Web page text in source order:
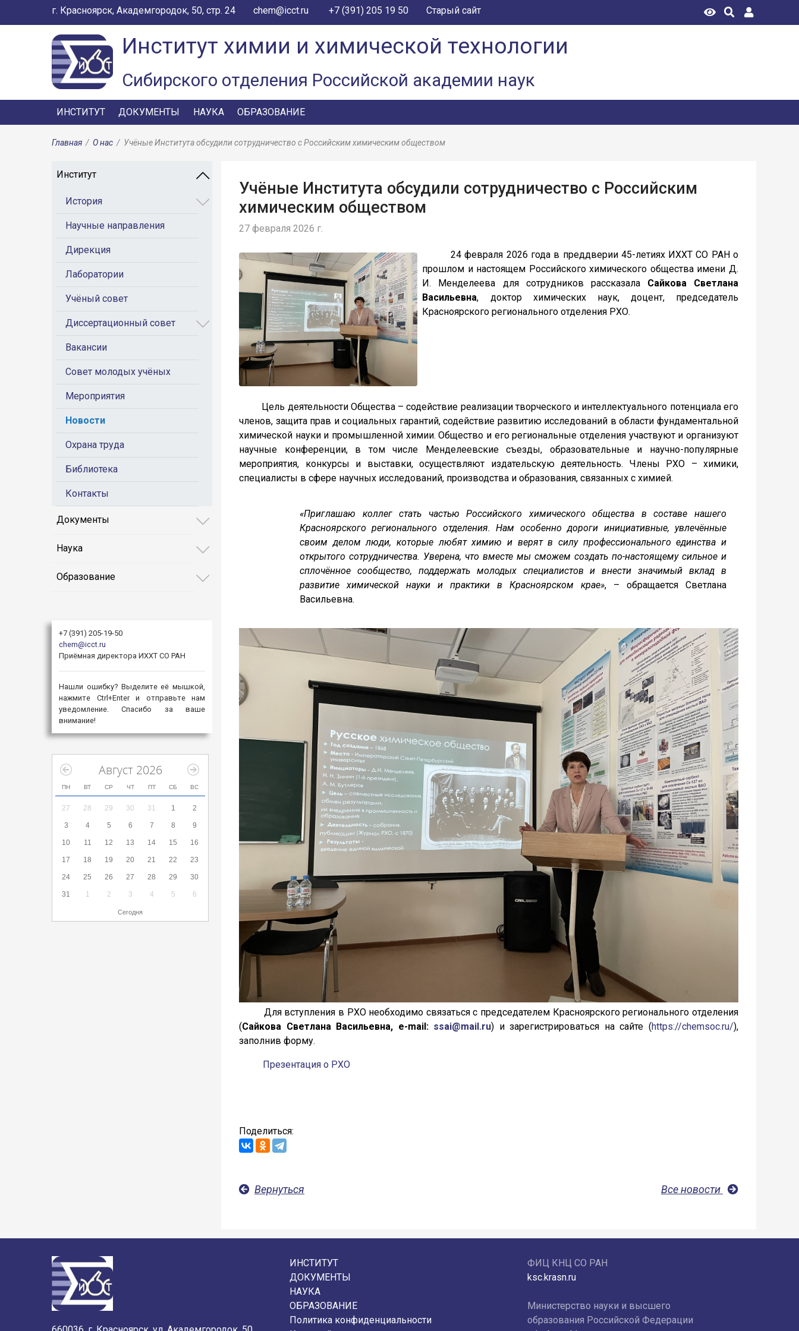
г. Красноярск, Академгородок, 50, стр. 24 chem@icct.ru +7 (391) 205 19 50 Старый сайт
Институт химии и химической технологии
Сибирского отделения Российской академии наук
ИНСТИТУТ ДОКУМЕНТЫ НАУКА ОБРАЗОВАНИЕ
Главная / О нас / Учёные Института обсудили сотрудничество с Российским химическим обществом
Институт
История
Научные направления
Дирекция
Лаборатории
Учёный совет
Диссертационный совет
Вакансии
Совет молодых учёных
Мероприятия
Новости
Охрана труда
Библиотека
Контакты
Документы
Наука
Образование
+7 (391) 205-19-50
chem@icct.ru
Приёмная директора ИХХТ СО РАН
Нашли ошибку? Выделите её мышкой,
нажмите Ctrl+Enter и отправьте нам
уведомление. Спасибо за ваше
внимание!
Август 2026
ПН ВТ СР ЧТ ПТ СБ ВС
27 28 29 30 31 1 2
3 4 5 6 7 8 9
10 11 12 13 14 15 16
17 18 19 20 21 22 23
24 25 26 27 28 29 30
31 1 2 3 4 5 6
Сегодня
Учёные Института обсудили сотрудничество с Российским
химическим обществом
27 февраля 2026 г.
24 февраля 2026 года в преддверии 45-летиях ИХХТ СО РАН о
прошлом и настоящем Российского химического общества имени Д.
И. Менделеева для сотрудников рассказала Сайкова Светлана
Васильевна, доктор химических наук, доцент, председатель
Красноярского регионального отделения РХО.
Цель деятельности Общества – содействие реализации творческого и интеллектуального потенциала его
членов, защита прав и социальных гарантий, содействие развитию исследований в области фундаментальной
химической науки и промышленной химии. Общество и его региональные отделения участвуют и организуют
научные конференции, в том числе Менделеевские съезды, образовательные и научно-популярные
мероприятия, конкурсы и выставки, осуществляют издательскую деятельность. Члены РХО – химики,
специалисты в сфере научных исследований, производства и образования, связанных с химией.
«Приглашаю коллег стать частью Российского химического общества в составе нашего
Красноярского регионального отделения. Нам особенно дороги инициативные, увлечённые
своим делом люди, которые любят химию и верят в силу профессионального единства и
открытого сотрудничества. Уверена, что вместе мы сможем создать по-настоящему сильное и
сплочённое сообщество, поддержать молодых специалистов и внести значимый вклад в
развитие химической науки и практики в Красноярском крае», – обращается Светлана
Васильевна.
Для вступления в РХО необходимо связаться с председателем Красноярского регионального отделения
(Сайкова Светлана Васильевна, e-mail: ssai@mail.ru) и зарегистрироваться на сайте (https://chemsoc.ru/),
заполнив форму.
Презентация о РХО
Поделиться:
Вернуться Все новости
ИНСТИТУТ
ДОКУМЕНТЫ
НАУКА
ОБРАЗОВАНИЕ
Политика конфиденциальности
ФИЦ КНЦ СО РАН
ksc.krasn.ru
Министерство науки и высшего
образования Российской Федерации